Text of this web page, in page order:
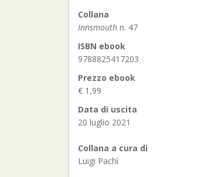
Collana
Innsmouth n. 47
ISBN ebook
9788825417203
Prezzo ebook
€ 1,99
Data di uscita
20 luglio 2021
Collana a cura di
Luigi Pachì